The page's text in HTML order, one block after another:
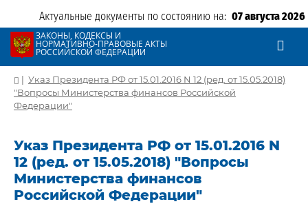
Актуальные документы по состоянию на: 07 августа 2026
ЗАКОНЫ, КОДЕКСЫ И
НОРМАТИВНО-ПРАВОВЫЕ АКТЫ
РОССИЙСКОЙ ФЕДЕРАЦИИ
| Указ Президента РФ от 15.01.2016 N 12 (ред. от 15.05.2018)
"Вопросы Министерства финансов Российской
Федерации"
Указ Президента РФ от 15.01.2016 N
12 (ред. от 15.05.2018) "Вопросы
Министерства финансов
Российской Федерации"